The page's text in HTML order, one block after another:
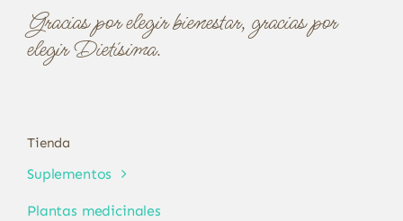
Gracias por elegir bienestar, gracias por
elegir Dietísima.
Tienda
Suplementos
Plantas medicinales